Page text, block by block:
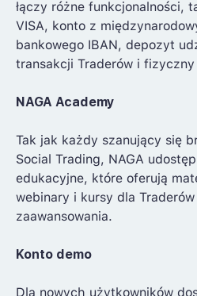
łączy różne funkcjonalności,
VISA, konto z
bankowego IBAN, depozyt
transakcji Traderów i
NAGA Academy
Tak jak każdy szanujący się
Social Trading, NAGA
edukacyjne, które oferują
webinary i kursy dla
zaawansowania.
Konto demo
Dla nowych użytkowników